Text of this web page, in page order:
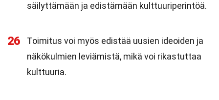
säilyttämään ja edistämään kulttuuriperintöä.
26
Toimitus voi myös edistää uusien ideoiden ja
näkökulmien leviämistä, mikä voi rikastuttaa
kulttuuria.